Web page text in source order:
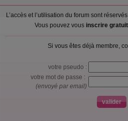
L’accès et l’utilisation du forum sont
Vous pouvez vous inscrire
Si vous êtes déjà membre,
votre pseudo :
votre mot de passe :
(envoyé par email)